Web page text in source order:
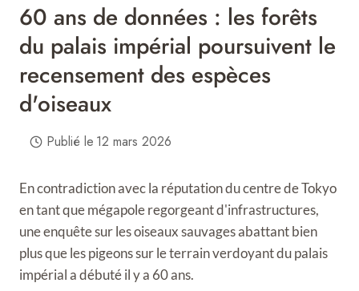
60 ans de données : les forêts
du palais impérial poursuivent le
recensement des espèces
d'oiseaux
Publié le 12 mars 2026
En contradiction avec la réputation du centre de Tokyo
en tant que mégapole regorgeant d'infrastructures,
une enquête sur les oiseaux sauvages abattant bien
plus que les pigeons sur le terrain verdoyant du palais
impérial a débuté il y a 60 ans.